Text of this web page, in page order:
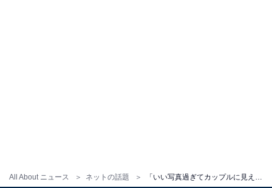
All About ニュース ネットの話題 「いい写真過ぎてカップルに見えた」渋谷凪咲、お笑い芸人との仲良しショット公開！ 「イケメンやん」